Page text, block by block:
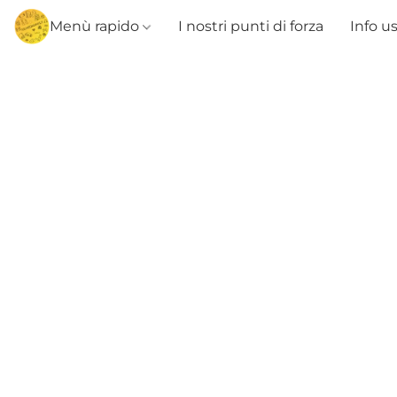
Menù rapido I nostri punti di forza Info